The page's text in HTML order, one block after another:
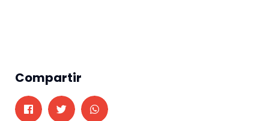
Compartir